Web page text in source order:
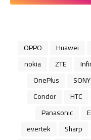
Huawei
OPPO
ZTE
nokia
SONY
OnePlus
HTC
Condor
Panasonic
Sharp
evertek